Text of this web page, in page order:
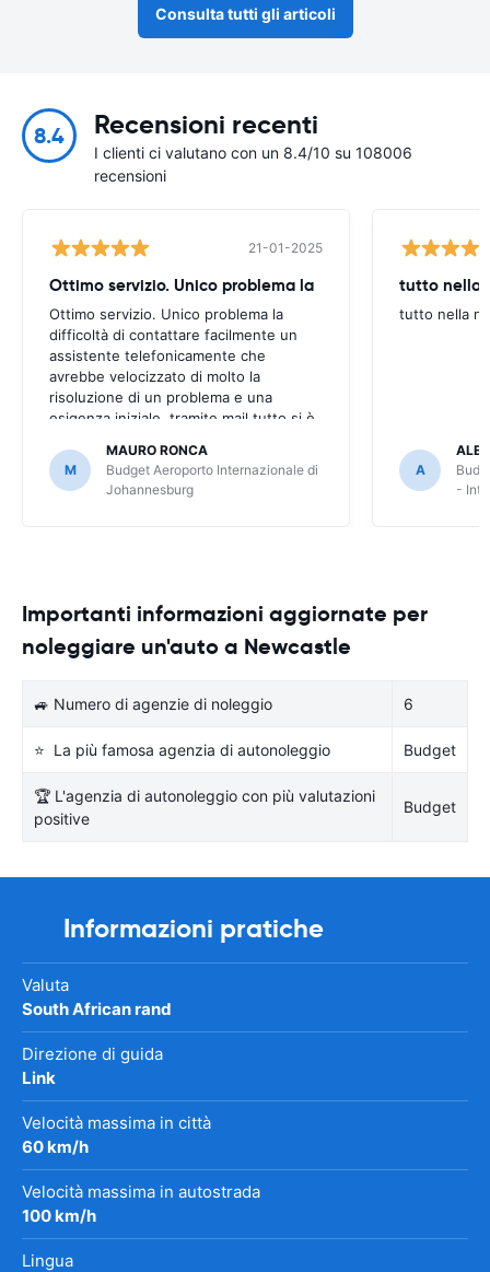
Consulta tutti gli articoli
8.4 Recensioni recenti
I clienti ci valutano con un 8.4/10 su 108006
recensioni
21-01-2025
Ottimo servizio. Unico problema la
Ottimo servizio. Unico problema la
difficoltà di contattare facilmente un
assistente telefonicamente che
avrebbe velocizzato di molto la
risoluzione di un problema e una
esigenza iniziale. tramite mail tutto si è
M
MAURO RONCA
Budget Aeroporto Internazionale di
Johannesburg
tutto nella
tutto nella
A
-
Importanti informazioni aggiornate per
noleggiare un'auto a Newcastle
🚙 Numero di agenzie di noleggio 6
⭐ La più famosa agenzia di autonoleggio Budget
🏆 L'agenzia di autonoleggio con più valutazioni
positive
Budget
Informazioni pratiche
Valuta
South African rand
Direzione di guida
Link
Velocità massima in città
60 km/h
Velocità massima in autostrada
100 km/h
Lingua